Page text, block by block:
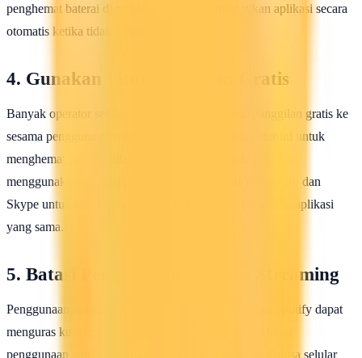
penghemat baterai di ponsel Anda untuk mematikan aplikasi secara
otomatis ketika tidak digunakan.
4. Gunakan Fitur Panggilan Gratis
Banyak operator selular yang menawarkan fitur panggilan gratis ke
sesama pengguna operator yang sama. Gunakan fitur ini untuk
menghemat pulsa selular Anda. Selain itu, Anda juga bisa
menggunakan aplikasi panggilan gratis seperti WhatsApp dan
Skype untuk melakukan panggilan ke sesama pengguna aplikasi
yang sama.
5. Batasi Penggunaan Aplikasi Streaming
Penggunaan aplikasi streaming seperti YouTube dan Spotify dapat
menguras kuota pulsa selular Anda dengan cepat. Batasi
penggunaan aplikasi ini jika Anda ingin menghemat pulsa selular